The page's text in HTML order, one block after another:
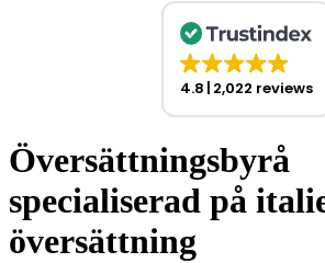
4.8 2,022 reviews
Översättningsbyrå
specialiserad på
översättning